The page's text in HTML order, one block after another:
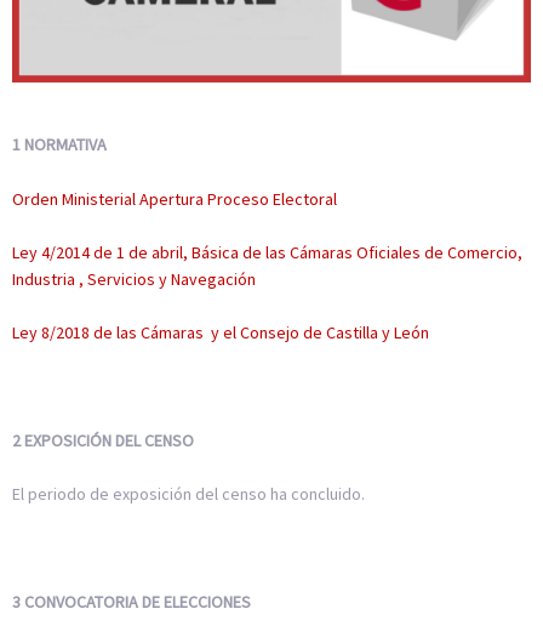
1 NORMATIVA
Orden Ministerial Apertura Proceso Electoral
Ley 4/2014 de 1 de abril, Básica de las Cámaras Oficiales de Comercio,
Industria , Servicios y Navegación
Ley 8/2018 de las Cámaras y el Consejo de Castilla y León
2 EXPOSICIÓN DEL CENSO
El periodo de exposición del censo ha concluido.
3 CONVOCATORIA DE ELECCIONES